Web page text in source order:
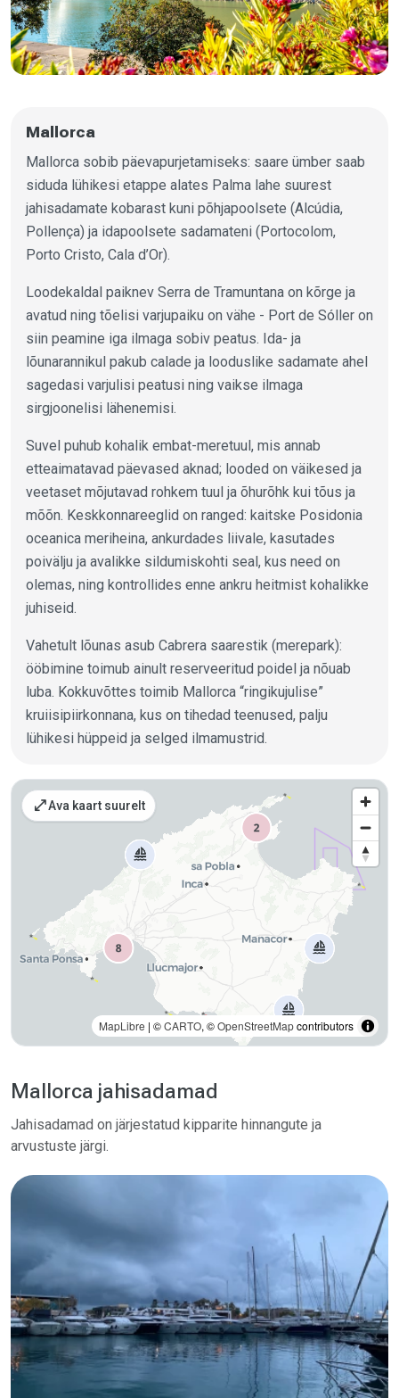
Mallorca
Mallorca sobib päevapurjetamiseks: saare ümber saab
siduda lühikesi etappe alates Palma lahe suurest
jahisadamate kobarast kuni põhjapoolsete (Alcúdia,
Pollença) ja idapoolsete sadamateni (Portocolom,
Porto Cristo, Cala d’Or).
Loodekaldal paiknev Serra de Tramuntana on kõrge ja
avatud ning tõelisi varjupaiku on vähe - Port de Sóller on
siin peamine iga ilmaga sobiv peatus. Ida- ja
lõunarannikul pakub calade ja looduslike sadamate ahel
sagedasi varjulisi peatusi ning vaikse ilmaga
sirgjoonelisi lähenemisi.
Suvel puhub kohalik embat-meretuul, mis annab
etteaimatavad päevased aknad; looded on väikesed ja
veetaset mõjutavad rohkem tuul ja õhurõhk kui tõus ja
mõõn. Keskkonnareeglid on ranged: kaitske Posidonia
oceanica meriheina, ankurdades liivale, kasutades
poivälju ja avalikke sildumiskohti seal, kus need on
olemas, ning kontrollides enne ankru heitmist kohalikke
juhiseid.
Vahetult lõunas asub Cabrera saarestik (merepark):
ööbimine toimub ainult reserveeritud poidel ja nõuab
luba. Kokkuvõttes toimib Mallorca “ringikujulise”
kruiisipiirkonnana, kus on tihedad teenused, palju
lühikesi hüppeid ja selged ilmamustrid.
Kohad kaardil
open_in_fullAva kaart suurelt
MapLibre | ©CARTO, ©OpenStreetMapcontributors
Mallorca jahisadamad
Jahisadamad on järjestatud kipparite hinnangute ja
arvustuste järgi.